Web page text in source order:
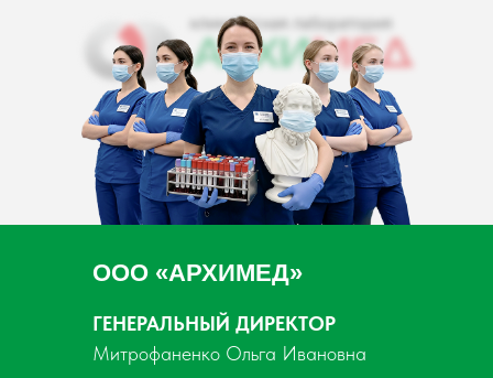
ГЕНЕРАЛЬНЫЙ ДИРЕКТОР
Митрофаненко Ольга Ивановна
ООО «АРХИМЕД»